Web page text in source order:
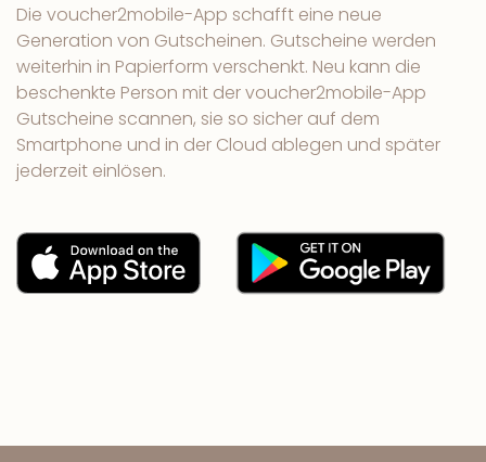
Die voucher2mobile-App schafft eine neue
Generation von Gutscheinen. Gutscheine werden
weiterhin in Papierform verschenkt. Neu kann die
beschenkte Person mit der voucher2mobile-App
Gutscheine scannen, sie so sicher auf dem
Smartphone und in der Cloud ablegen und später
jederzeit einlösen.